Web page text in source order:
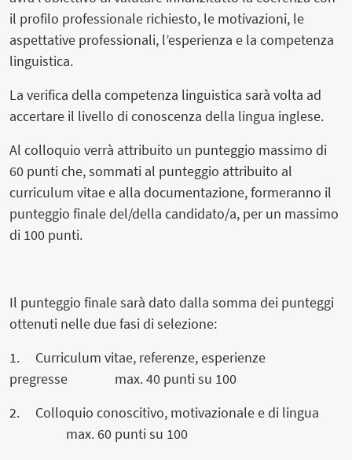
il profilo professionale richiesto, le motivazioni, le
aspettative professionali, l’esperienza e la competenza
linguistica.
La verifica della competenza linguistica sarà volta ad
accertare il livello di conoscenza della lingua inglese.
Al colloquio verrà attribuito un punteggio massimo di
60 punti che, sommati al punteggio attribuito al
curriculum vitae e alla documentazione, formeranno il
punteggio finale del/della candidato/a, per un massimo
di 100 punti.
Il punteggio finale sarà dato dalla somma dei punteggi
ottenuti nelle due fasi di selezione:
1. Curriculum vitae, referenze, esperienze
pregresse max. 40 punti su 100
2. Colloquio conoscitivo, motivazionale e di lingua
max. 60 punti su 100